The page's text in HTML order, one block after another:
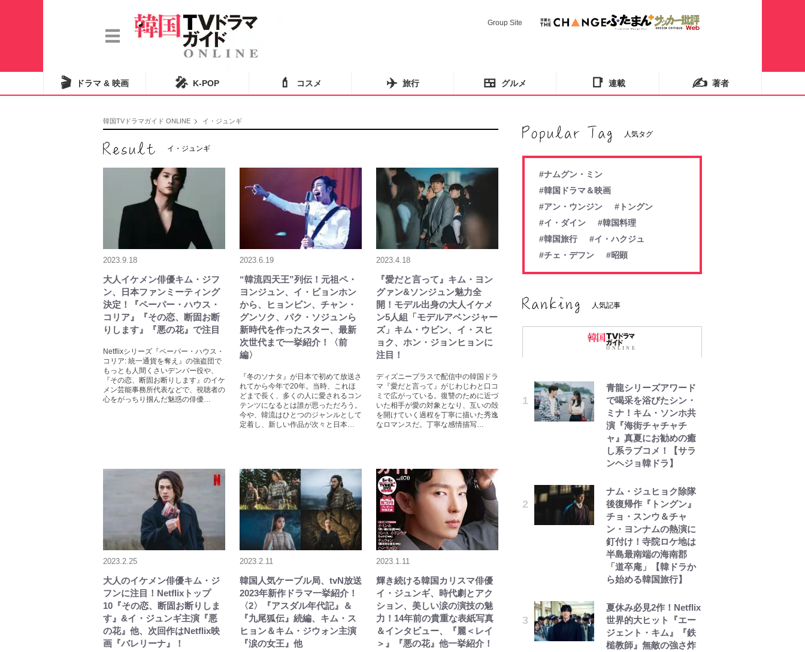
Group Site
🎬 ドラマ & 映画 🎤 K-POP 💄 コスメ ✈️ 旅行 🍱 グルメ 📑 連載 ✍️ 著者
韓国TVドラマガイド ONLINE イ・ジュンギ
イ・ジュンギ
2023.9.18
大人イケメン俳優キム・ジフ
ン、日本ファンミーティング
決定！『ペーパー・ハウス・
コリア』『その恋、断固お断
りします』『悪の花』で注目
Netflixシリーズ『ペーパー・ハウス・
コリア: 統一通貨を奪え』の強盗団で
もっとも人間くさいデンバー役や、
『その恋、断固お断りします』のイケ
メン芸能事務所代表などで、視聴者の
心をがっちり掴んだ魅惑の俳優…
2023.6.19
“韓流四天王”列伝！元祖ペ・
ヨンジュン、イ・ビョンホン
から、ヒョンビン、チャン・
グンソク、パク・ソジュンら
新時代を作ったスター、最新
次世代まで一挙紹介！〈前
編〉
『冬のソナタ』が日本で初めて放送さ
れてから今年で20年。当時、これほ
どまで長く、多くの人に愛されるコン
テンツになるとは誰が思っただろう。
今や、韓流はひとつのジャンルとして
定着し、新しい作品が次々と日本…
2023.4.18
『愛だと言って』キム・ヨン
グァン&ソンジュン魅力全
開！モデル出身の大人イケメ
ン5人組「モデルアベンジャー
ズ」キム・ウビン、イ・スヒ
ョク、ホン・ジョンヒョンに
注目！
ディズニープラスで配信中の韓国ドラ
マ『愛だと言って』がじわじわと口コ
ミで広がっている。復讐のために近づ
いた相手が愛の対象となり、互いの殻
を開けていく過程を丁寧に描いた秀逸
なロマンスだ。丁寧な感情描写…
2023.2.25
大人のイケメン俳優キム・ジ
フンに注目！Netflixトップ
10『その恋、断固お断りしま
す』&イ・ジュンギ主演『悪
の花』他、次回作はNetflix映
画『バレリーナ』！
2023.2.11
韓国人気ケーブル局、tvN放送
2023年新作ドラマ一挙紹介！
〈2〉『アスダル年代記』＆
『九尾狐伝』続編、キム・ス
ヒョン＆キム・ジウォン主演
『涙の女王』他
2023.1.11
輝き続ける韓国カリスマ俳優
イ・ジュンギ、時代劇とアク
ション、美しい涙の演技の魅
力！14年前の貴重な表紙写真
＆インタビュー、『麗＜レイ
＞』『悪の花』他一挙紹介！
人気タグ
#ナムグン・ミン
#韓国ドラマ＆映画
#アン・ウンジン
#トングン
#イ・ダイン
#韓国料理
#韓国旅行
#イ・ハクジュ
#チェ・デフン
#昭顕
人気記事
青龍シリーズアワード
で喝采を浴びたシン・
ミナ！キム・ソンホ共
演『海街チャチャチ
ャ』真夏にお勧めの癒
し系ラブコメ！【サラ
ンヘジョ韓ドラ】
ナム・ジュヒョク除隊
後復帰作『トングン』
チョ・スンウ＆チャ
ン・ヨンナムの熱演に
釘付け！寺院ロケ地は
半島最南端の海南郡
「道卒庵」【韓ドラか
ら始める韓国旅行】
夏休み必見2作！Netflix
世界的大ヒット『エー
ジェント・キム』『鉄
槌教師』無敵の強さ炸